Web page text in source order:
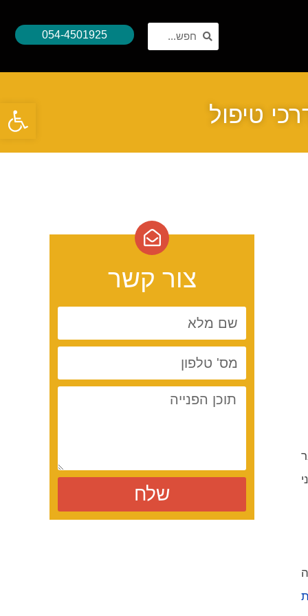
פתח סרגל נגישות
054-4501925
טיפול
צור קשר
שלח